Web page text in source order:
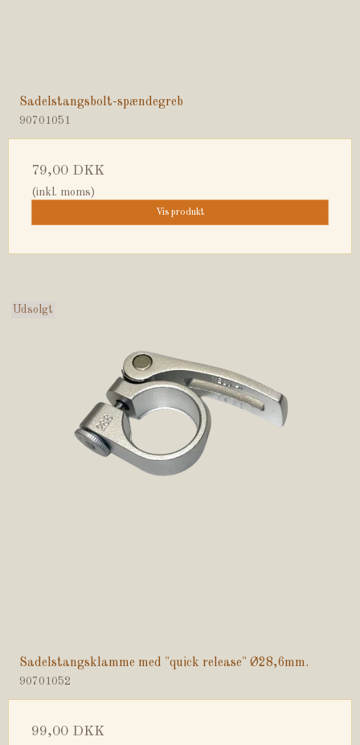
Sadelstangsbolt-spændegreb
90701051
79,00 DKK
(inkl. moms)
Vis produkt
Udsolgt
Sadelstangsklamme med "quick release" Ø28,6mm.
90701052
99,00 DKK